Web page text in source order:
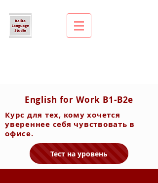
English for Work B1-B2e
Курс для тех, кому хочется
увереннее себя чувствовать в
офисе.
Тест на уровень